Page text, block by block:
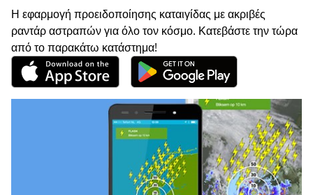
Η εφαρμογή προειδοποίησης καταιγίδας με ακριβές
ραντάρ αστραπών για όλο τον κόσμο. Κατεβάστε την τώρα
από το παρακάτω κατάστημα!